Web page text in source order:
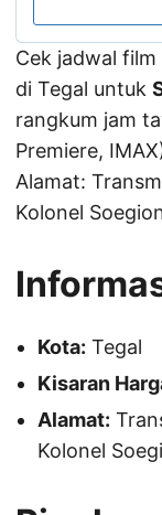
Cek jadwal
di Tegal untuk
rangkum jam
Premiere,
Alamat:
Kolonel
Kota: Tegal
Kisaran
Alamat:
Kolonel